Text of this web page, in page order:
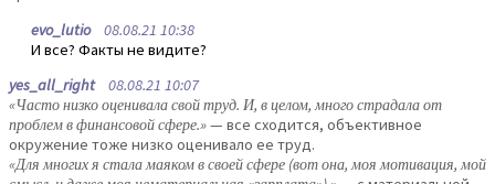
evo_lutio08.08.21 10:38
И все? Факты не видите?
yes_all_right08.08.21 10:07
«Часто низко оценивала свой труд. И, в целом, много страдала от
проблем в финансовой сфере.»— все сходится, объективное
окружение тоже низко оценивало ее труд.
«Для многих я стала маяком в своей сфере (вот она, моя мотивация, мой